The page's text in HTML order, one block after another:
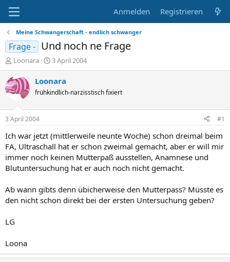
Anmelden Registrieren
Meine Schwangerschaft - endlich schwanger
Frage - Und noch ne Frage
E
r
s
t
e
e
r
Loonara
E
r
s
e
t
a
m
3 April 2004
Loonara
frühkindlich-narzisstisch fixiert
3 April 2004 #1
Ich war jetzt (mittlerweile neunte Woche) schon dreimal beim
FA, Ultraschall hat er schon zweimal gemacht, aber er will mir
immer noch keinen Mutterpaß ausstellen, Anamnese und
Blutuntersuchung hat er auch noch nicht gemacht.
Ab wann gibts denn übicherweise den Mutterpass? Müsste es
den nicht schon direkt bei der ersten Untersuchung geben?
LG
Loona